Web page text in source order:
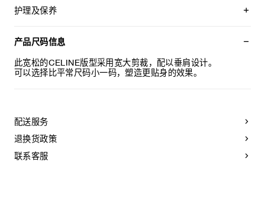
TRIOMPHE刺绣
短袖
5枚珍珠母贝纽扣
葡萄牙制造
护理及保养
仅使用不含漂白剂的洗衣产品。
最高熨烫温度：110°C / 230°F
不可使用蒸汽。
产品尺码信息
此宽松的CELINE版型采用宽大剪裁，配以垂肩设计。
可以选择比平常尺码小一码，塑造更贴身的效果。
配送服务
退换货政策
联系客服